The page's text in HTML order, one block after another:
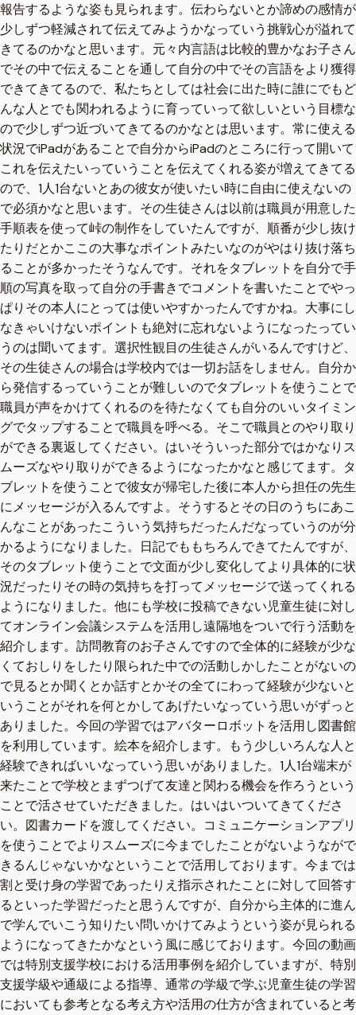
報告するような姿も見られます。伝わらないとか諦めの感情が
少しずつ軽減されて伝えてみようかなっていう挑戦心が溢れて
きてるのかなと思います。元々内言語は比較的豊かなお子さん
でその中で伝えることを通して自分の中でその言語をより獲得
できてきてるので、私たちとしては社会に出た時に誰にでもど
んな人とでも関われるように育っていって欲しいという目標な
ので少しずつ近づいてきてるのかなとは思います。常に使える
状況でiPadがあることで自分からiPadのところに行って開いて
これを伝えたいっていうことを伝えてくれる姿が増えてきてる
ので、1人1台ないとあの彼女が使いたい時に自由に使えないの
で必須かなと思います。その生徒さんは以前は職員が用意した
手順表を使って峠の制作をしていたんですが、順番が少し抜け
たりだとかここの大事なポイントみたいなのがやはり抜け落ち
ることが多かったそうなんです。それをタブレットを自分で手
順の写真を取って自分の手書きでコメントを書いたことでやっ
ぱりその本人にとっては使いやすかったんですかね。大事にし
なきゃいけないポイントも絶対に忘れないようになったってい
うのは聞いてます。選択性観目の生徒さんがいるんですけど、
その生徒さんの場合は学校内では一切お話をしません。自分か
ら発信するっていうことが難しいのでタブレットを使うことで
職員が声をかけてくれるのを待たなくても自分のいいタイミン
グでタップすることで職員を呼べる。そこで職員とのやり取り
ができる裏返してください。はいそういった部分ではかなりス
ムーズなやり取りができるようになったかなと感じてます。タ
ブレットを使うことで彼女が帰宅した後に本人から担任の先生
にメッセージが入るんですよ。そうするとその日のうちにあこ
んなことがあったこういう気持ちだったんだなっていうのが分
かるようになりました。日記でももちろんできてたんですが、
そのタブレット使うことで文面が少し変化してより具体的に状
況だったりその時の気持ちを打ってメッセージで送ってくれる
ようになりました。他にも学校に投稿できない児童生徒に対し
てオンライン会議システムを活用し遠隔地をついで行う活動を
紹介します。訪問教育のお子さんですので全体的に経験が少な
くておしりをしたり限られた中での活動しかしたことがないの
で見るとか聞くとか話すとかその全てにわって経験が少ないと
いうことがそれを何とかしてあげたいなっていう思いがずっと
ありました。今回の学習ではアバターロボットを活用し図書館
を利用しています。絵本を紹介します。もう少しいろんな人と
経験できればいいなっていう思いがありました。1人1台端末が
来たことで学校とまずつげて友達と関わる機会を作ろうという
ことで活させていただきました。はいはいついてきてくださ
い。図書カードを渡してください。コミュニケーションアプリ
を使うことでよりスムーズに今までしたことがないようながで
きるんじゃないかなということで活用しております。今までは
割と受け身の学習であったりえ指示されたことに対して回答す
るといった学習だったと思うんですが、自分から主体的に進ん
で学んでいこう知りたい問いかけてみようという姿が見られる
ようになってきたかなという風に感じております。今回の動画
では特別支援学校における活用事例を紹介していますが、特別
支援学級や通級による指導、通常の学級で学ぶ児童生徒の学習
においても参考となる考え方や活用の仕方が含まれていると考